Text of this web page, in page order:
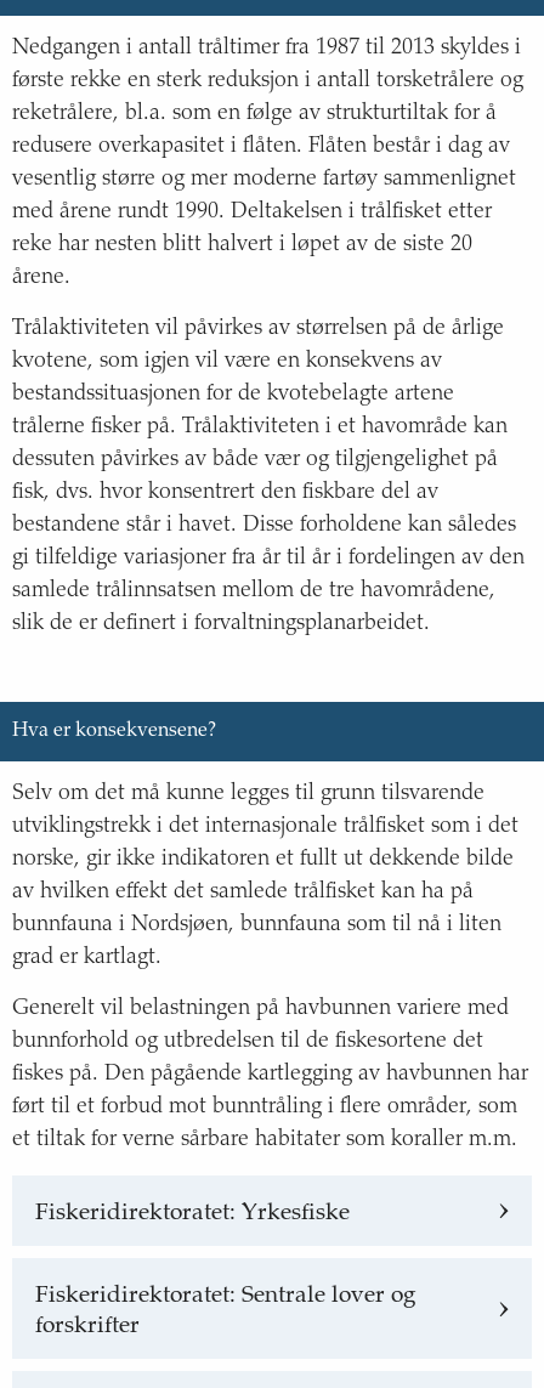
Nedgangen i antall tråltimer fra 1987 til 2013 skyldes i
første rekke en sterk reduksjon i antall torsketrålere og
reketrålere, bl.a. som en følge av strukturtiltak for å
redusere overkapasitet i flåten. Flåten består i dag av
vesentlig større og mer moderne fartøy sammenlignet
med årene rundt 1990. Deltakelsen i trålfisket etter
reke har nesten blitt halvert i løpet av de siste 20
årene.
Trålaktiviteten vil påvirkes av størrelsen på de årlige
kvotene, som igjen vil være en konsekvens av
bestandssituasjonen for de kvotebelagte artene
trålerne fisker på. Trålaktiviteten i et havområde kan
dessuten påvirkes av både vær og tilgjengelighet på
fisk, dvs. hvor konsentrert den fiskbare del av
bestandene står i havet. Disse forholdene kan således
gi tilfeldige variasjoner fra år til år i fordelingen av den
samlede trålinnsatsen mellom de tre havområdene,
slik de er definert i forvaltningsplanarbeidet.
Hva er konsekvensene?
Selv om det må kunne legges til grunn tilsvarende
utviklingstrekk i det internasjonale trålfisket som i det
norske, gir ikke indikatoren et fullt ut dekkende bilde
av hvilken effekt det samlede trålfisket kan ha på
bunnfauna i Nordsjøen, bunnfauna som til nå i liten
grad er kartlagt.
Generelt vil belastningen på havbunnen variere med
bunnforhold og utbredelsen til de fiskesortene det
fiskes på. Den pågående kartlegging av havbunnen har
ført til et forbud mot bunntråling i flere områder, som
et tiltak for verne sårbare habitater som koraller m.m.
Fiskeridirektoratet: Yrkesfiske
Fiskeridirektoratet: Sentrale lover og
forskrifter